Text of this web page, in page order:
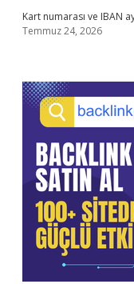
Kart numarası ve IBAN
Temmuz 24, 2026